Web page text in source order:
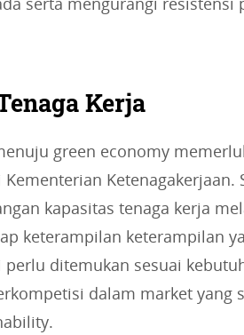
Kerja
green economy
Ketenagakerjaan.
kapasitas tenaga kerja
keterampilan keterampilan
ditemukan sesuai
dalam market yang